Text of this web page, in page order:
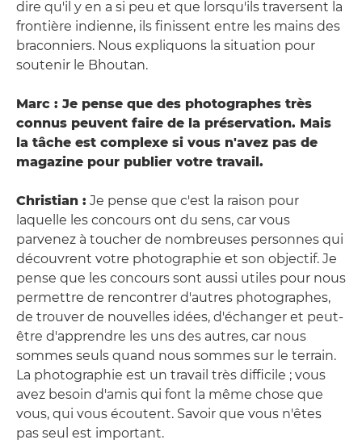
dire qu'il y en a si peu et que lorsqu'ils traversent la
frontière indienne, ils finissent entre les mains des
braconniers. Nous expliquons la situation pour
soutenir le Bhoutan.
Marc : Je pense que des photographes très
connus peuvent faire de la préservation. Mais
la tâche est complexe si vous n'avez pas de
magazine pour publier votre travail.
Christian : Je pense que c'est la raison pour
laquelle les concours ont du sens, car vous
parvenez à toucher de nombreuses personnes qui
découvrent votre photographie et son objectif. Je
pense que les concours sont aussi utiles pour nous
permettre de rencontrer d'autres photographes,
de trouver de nouvelles idées, d'échanger et peut-
être d'apprendre les uns des autres, car nous
sommes seuls quand nous sommes sur le terrain.
La photographie est un travail très difficile ; vous
avez besoin d'amis qui font la même chose que
vous, qui vous écoutent. Savoir que vous n'êtes
pas seul est important.